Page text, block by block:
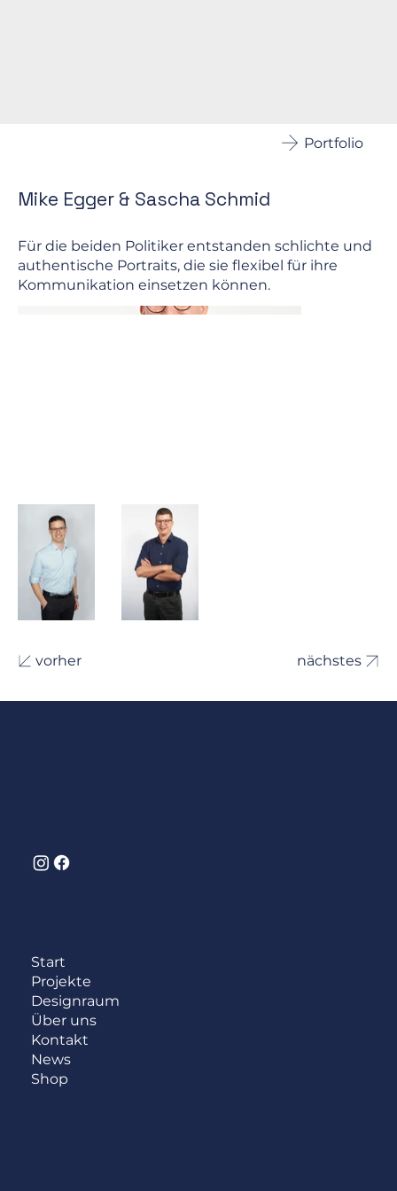
Mike Egger & Sascha Schmid
Für die beiden Politiker entstanden schlichte und
authentische Portraits, die sie flexibel für ihre
Kommunikation einsetzen können.
vorher nächstes
Portfolio
Start
Projekte
Designraum
Über uns
Kontakt
News
Shop